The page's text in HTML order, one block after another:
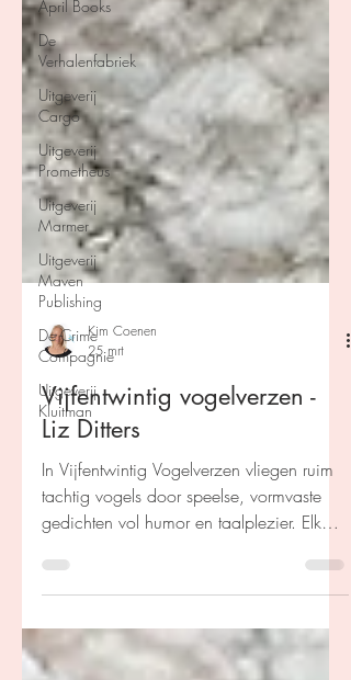
April Books
De
Verhalenfabriek
Uitgeverij
Cargo
Uitgeverij
Prometheus
Uitgeverij
Marmer
Uitgeverij
Maven
Publishing
De Crime
Compagnie
Uitgeverij
Kluitman
Kim Coenen
25 mrt
Vijfentwintig vogelverzen -
Liz Ditters
In Vijfentwintig Vogelverzen vliegen ruim
tachtig vogels door speelse, vormvaste
gedichten vol humor en taalplezier. Elk
verrassende wending. Een luchtige en
inventieve bundel voor liefhebbers van